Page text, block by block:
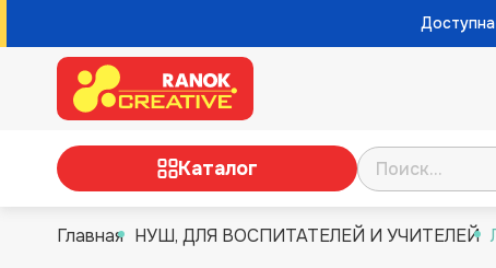
Каталог
ТВОРЧЕСТВО
Главная НУШ, ДЛЯ ВОСПИТАТЕЛЕЙ И УЧИТЕЛЕЙ